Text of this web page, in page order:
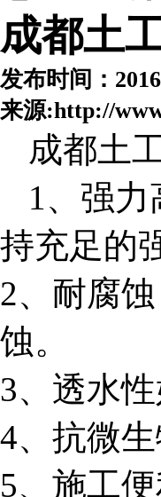
成都土
发布时间：
来源:http://
成都土
1、强
持充足的
2、耐腐
蚀。
3、透水
4、抗微
5、施工